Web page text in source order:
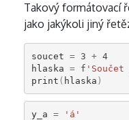
Takový formátovací
jako jakýkoli jiný
soucet = 3 + 4
hlaska = f
print ( hlaska )
y_a =
'á'